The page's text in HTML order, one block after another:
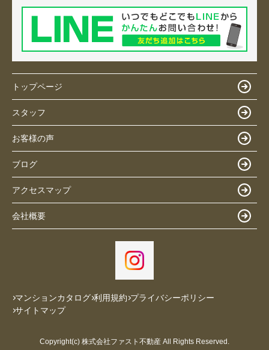
トップページ
スタッフ
お客様の声
ブログ
アクセスマップ
会社概要
マンションカタログ 利用規約 プライバシーポリシー
サイトマップ
Copyright(c) 株式会社ファスト不動産 All Rights Reserved.